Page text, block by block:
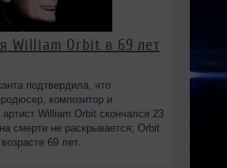
William Orbit в 69 лет
подтвердила, что
композитор и
William Orbit скончался 23
смерти не раскрывается; Orbit
69 лет.